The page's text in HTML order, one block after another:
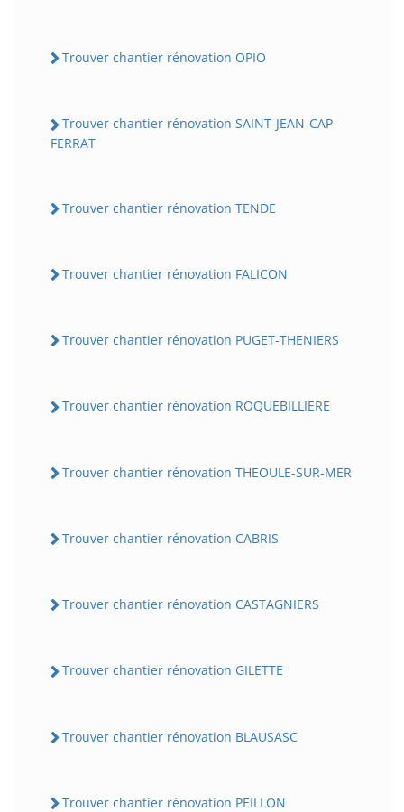
Trouver chantier rénovation OPIO
Trouver chantier rénovation SAINT-JEAN-CAP-
FERRAT
Trouver chantier rénovation TENDE
Trouver chantier rénovation FALICON
Trouver chantier rénovation PUGET-THENIERS
Trouver chantier rénovation ROQUEBILLIERE
Trouver chantier rénovation THEOULE-SUR-MER
Trouver chantier rénovation CABRIS
Trouver chantier rénovation CASTAGNIERS
Trouver chantier rénovation GILETTE
Trouver chantier rénovation BLAUSASC
Trouver chantier rénovation PEILLON